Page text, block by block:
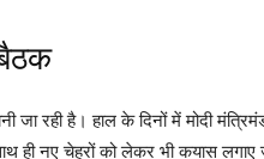
रही है। हाल के दिनों में मोदी
ही नए चेहरों को लेकर भी कयास